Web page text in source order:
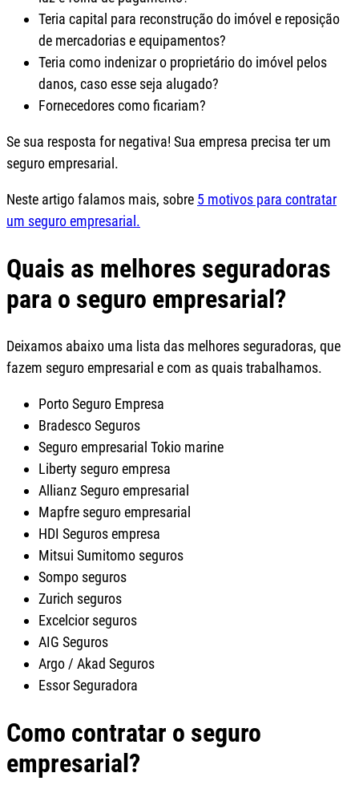
Teria capital para reconstrução do imóvel e reposição
de mercadorias e equipamentos?
Teria como indenizar o proprietário do imóvel pelos
danos, caso esse seja alugado?
Fornecedores como ficariam?
Se sua resposta for negativa! Sua empresa precisa ter um
seguro empresarial.
Neste artigo falamos mais, sobre 5 motivos para contratar
um seguro empresarial.
Quais as melhores seguradoras
para o seguro empresarial?
Deixamos abaixo uma lista das melhores seguradoras, que
fazem seguro empresarial e com as quais trabalhamos.
Porto Seguro Empresa
Bradesco Seguros
Seguro empresarial Tokio marine
Liberty seguro empresa
Allianz Seguro empresarial
Mapfre seguro empresarial
HDI Seguros empresa
Mitsui Sumitomo seguros
Sompo seguros
Zurich seguros
Excelcior seguros
AIG Seguros
Argo / Akad Seguros
Essor Seguradora
Como contratar o seguro
empresarial?